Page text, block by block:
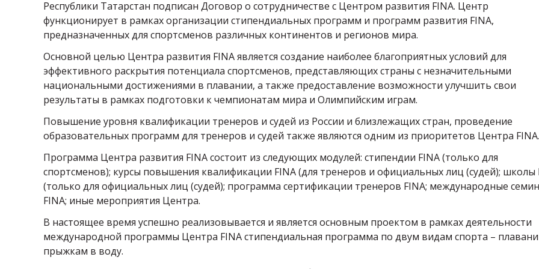
Республики Татарстан подписан Договор о сотрудничестве с Центром развития FINA. Центр
функционирует в рамках организации стипендиальных программ и программ развития FINA,
предназначенных для спортсменов различных континентов и регионов мира.
Основной целью Центра развития FINA является создание наиболее благоприятных условий для
эффективного раскрытия потенциала спортсменов, представляющих страны с незначительными
национальными достижениями в плавании, а также предоставление возможности улучшить свои
результаты в рамках подготовки к чемпионатам мира и Олимпийским играм.
Повышение уровня квалификации тренеров и судей из России и близлежащих стран, проведение
образовательных программ для тренеров и судей также являются одним из приоритетов Центра FINA.
Программа Центра развития FINA состоит из следующих модулей: стипендии FINA (только для
спортсменов); курсы повышения квалификации FINA (для тренеров и официальных лиц (судей); школы
(только для официальных лиц (судей); программа сертификации тренеров FINA; международные
FINA; иные мероприятия Центра.
В настоящее время успешно реализовывается и является основным проектом в рамках деятельности
международной программы Центра FINA стипендиальная программа по двум видам спорта –
прыжкам в воду.